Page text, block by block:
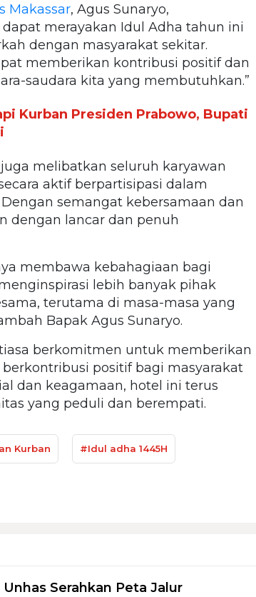
Makassar, Agus Sunaryo,
merayakan Idul Adha tahun ini
dengan masyarakat sekitar.
memberikan kontribusi positif dan
saudara kita yang membutuhkan.”
Kurban Presiden Prabowo, Bupati
melibatkan seluruh karyawan
aktif berpartisipasi dalam
semangat kebersamaan dan
dengan lancar dan penuh
membawa kebahagiaan bagi
lebih banyak pihak
terutama di masa-masa yang
Bapak Agus Sunaryo.
berkomitmen untuk memberikan
positif bagi masyarakat
dan keagamaan, hotel ini terus
yang peduli dan berempati.
Kurban #Idul adha 1445H
Serahkan Peta Jalur